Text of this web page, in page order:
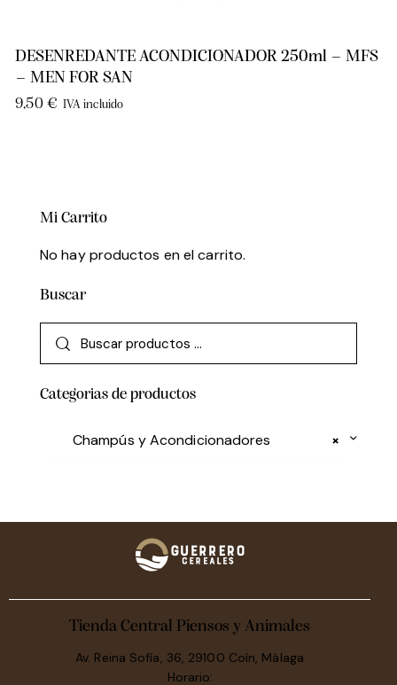
DESENREDANTE ACONDICIONADOR 250ml – MFS
– MEN FOR SAN
9,50 € IVA incluido
Mi Carrito
No hay productos en el carrito.
Buscar
Categorias de productos
×
Champús y Acondicionadores
Tienda Central Piensos y Animales
Av. Reina Sofía, 36, 29100 Coín, Málaga
Horario: